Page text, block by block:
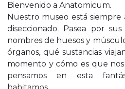
Bienvenido a Anatomicum.
Nuestro museo está
diseccionado. Pasea por
nombres de huesos y
órganos, qué sustancias
momento y cómo es que
pensamos en esta